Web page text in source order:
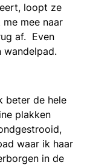
loopt ze
mee naar
af. Even
beter de hele
plakken
waar ik haar
in de